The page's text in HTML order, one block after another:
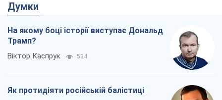
Думки
На якому боці історії виступає Дональд
Трамп?
Віктор Каспрук 534
Як протидіяти російській балістиці